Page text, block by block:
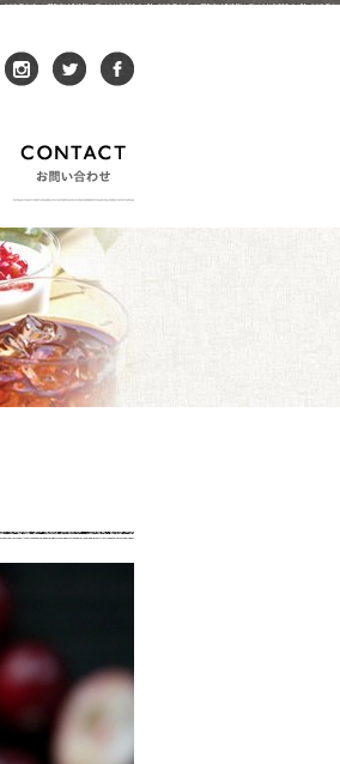
instagramtwitter
会社概要